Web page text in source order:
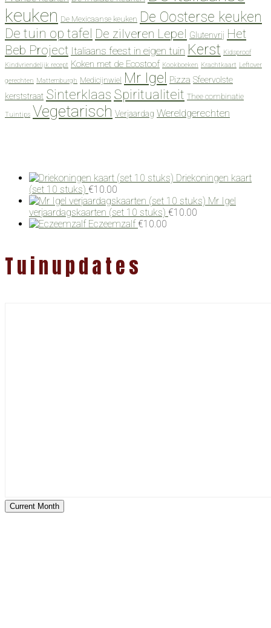
keuken De Mexicaanse keuken De Oosterse keuken
De tuin op tafel De zilveren Lepel Glutenvrij Het
Beb Project Italiaans feest in eigen tuin Kerst Kidsproof
Kindvriendelijk recept Koken met de Ecostoof Kookboeken Krachtkaart Leftover
gerechten Mattemburgh Medicijnwiel Mr Igel Pizza Sfeervolste
kerststraat Sinterklaas Spiritualiteit Thee combinatie
Tuintips Vegetarisch Verjaardag Wereldgerechten
Driekoningen kaart
(set 10 stuks) €10.00
Mr Igel
verjaardagskaarten (set 10 stuks) €10.00
Eczeemzalf €10.00
Tuinupdates
Current Month